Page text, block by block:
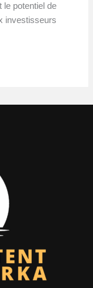
le potentiel de
investisseurs